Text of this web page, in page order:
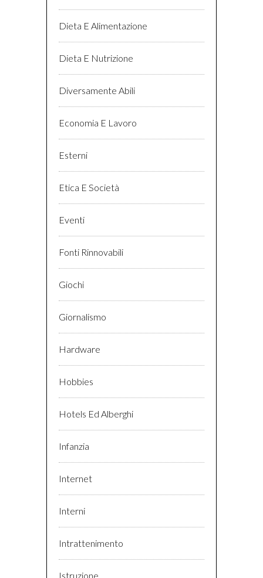
Dieta E Alimentazione
Dieta E Nutrizione
Diversamente Abili
Economia E Lavoro
Esterni
Etica E Società
Eventi
Fonti Rinnovabili
Giochi
Giornalismo
Hardware
Hobbies
Hotels Ed Alberghi
Infanzia
Internet
Interni
Intrattenimento
Istruzione